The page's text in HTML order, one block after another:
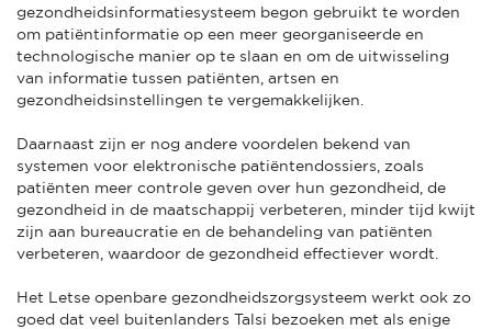
gezondheidsinformatiesysteem begon gebruikt te worden
om patiëntinformatie op een meer georganiseerde en
technologische manier op te slaan en om de uitwisseling
van informatie tussen patiënten, artsen en
gezondheidsinstellingen te vergemakkelijken.
Daarnaast zijn er nog andere voordelen bekend van
systemen voor elektronische patiëntendossiers, zoals
patiënten meer controle geven over hun gezondheid, de
gezondheid in de maatschappij verbeteren, minder tijd kwijt
zijn aan bureaucratie en de behandeling van patiënten
verbeteren, waardoor de gezondheid effectiever wordt.
Het Letse openbare gezondheidszorgsysteem werkt ook zo
goed dat veel buitenlanders Talsi bezoeken met als enige